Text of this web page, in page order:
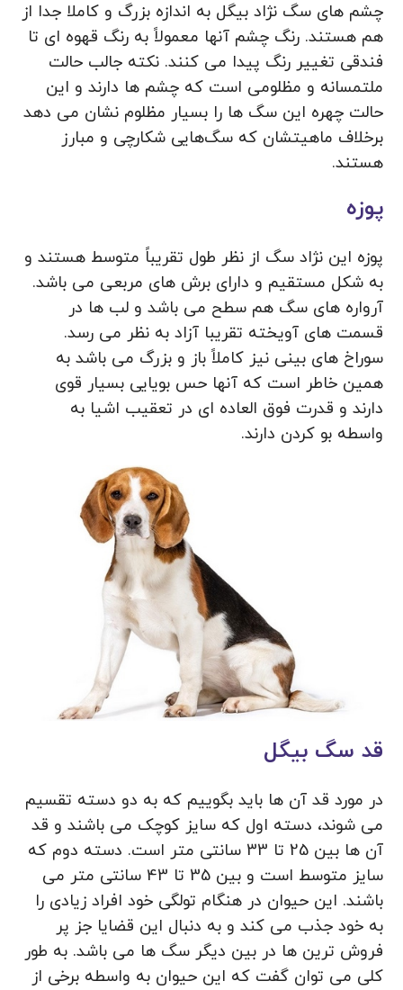
چشم‌ های سگ نژاد بیگل به اندازه بزرگ و کاملا جدا از
هم هستند. رنگ چشم آنها معمولاً به رنگ قهوه‌ ای تا
فندقی تغییر رنگ پیدا می‌ کنند. نکته جالب حالت
ملتمسانه و مظلومی است که چشم‌ ها دارند و این
حالت چهره این سگ‌ ها را بسیار مظلوم نشان می‌ دهد
برخلاف ماهیتشان که سگ‌هایی شکارچی و مبارز
هستند.
پوزه
پوزه این نژاد سگ از نظر طول تقریباً متوسط هستند و
به شکل مستقیم و دارای برش ‌های مربعی می‌ باشد.
آرواره ‌های سگ هم سطح می‌ باشد و لب‌ ها در
قسمت‌ های آویخته تقریبا آزاد به نظر می ‌رسد.
سوراخ‌ های بینی نیز کاملاً باز و بزرگ می‌ باشد به
همین خاطر است که آنها حس بویایی بسیار قوی
دارند و قدرت فوق العاده ‌ای در تعقیب اشیا به
واسطه بو کردن دارند.
قد سگ بیگل
در مورد قد آن ها باید بگوییم که به دو دسته تقسیم
می شوند، دسته اول که سایز کوچک می باشند و قد
آن ها بین 25 تا 33 سانتی متر است. دسته دوم که
سایز متوسط است و بین 35 تا 43 سانتی متر می
باشند. این حیوان در هنگام تولگی خود افراد زیادی را
به خود جذب می کند و به دنبال این قضایا جز پر
فروش ترین ها در بین دیگر سگ ها می باشد. به طور
کلی می توان گفت که این حیوان به واسطه برخی از